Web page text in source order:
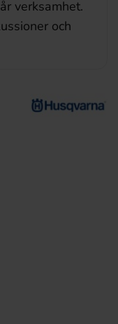
var lätt
med bra
Avlopp AB